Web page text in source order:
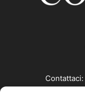
Contattaci: